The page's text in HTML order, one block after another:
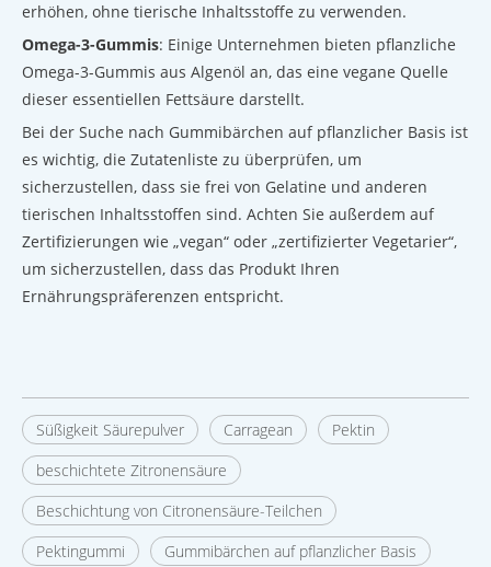
erhöhen, ohne tierische Inhaltsstoffe zu verwenden.
Omega-3-Gummis: Einige Unternehmen bieten pflanzliche
Omega-3-Gummis aus Algenöl an, das eine vegane Quelle
dieser essentiellen Fettsäure darstellt.
Bei der Suche nach Gummibärchen auf pflanzlicher Basis ist
es wichtig, die Zutatenliste zu überprüfen, um
sicherzustellen, dass sie frei von Gelatine und anderen
tierischen Inhaltsstoffen sind. Achten Sie außerdem auf
Zertifizierungen wie „vegan“ oder „zertifizierter Vegetarier“,
um sicherzustellen, dass das Produkt Ihren
Ernährungspräferenzen entspricht.
Süßigkeit Säurepulver Carragean
Pektin
beschichtete Zitronensäure
Beschichtung von Citronensäure-Teilchen
Pektingummi
Gummibärchen auf pflanzlicher Basis